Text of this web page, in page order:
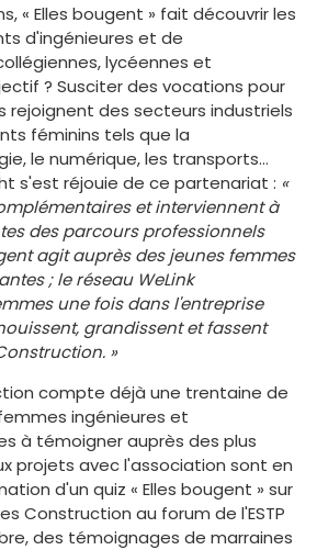
« Elles bougent » fait découvrir les
d'ingénieures et de
lycéennes et
? Susciter des vocations pour
rejoignent des secteurs industriels
féminins tels que la
le numérique, les transports…
s'est réjouie de ce partenariat : «
et interviennent à
des parcours professionnels
agit auprès des jeunes femmes
; le réseau WeLink
une fois dans l'entreprise
grandissent et fassent
»
compte déjà une trentaine de
ingénieures et
à témoigner auprès des plus
projets avec l'association sont en
d'un quiz « Elles bougent » sur
Construction au forum de l'ESTP
des témoignages de marraines